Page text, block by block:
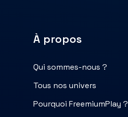
À propos
Qui sommes-nous ?
Tous nos univers
Pourquoi FreemiumPlay ?